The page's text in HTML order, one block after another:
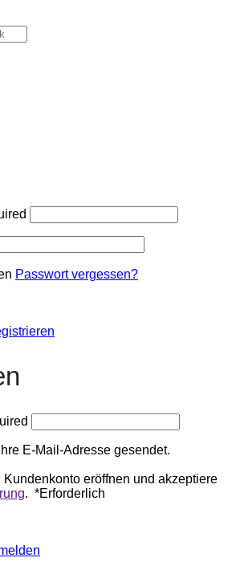
Passwort vergessen?
E-Mail-Adresse gesendet.
eröffnen und akzeptiere
. *Erforderlich